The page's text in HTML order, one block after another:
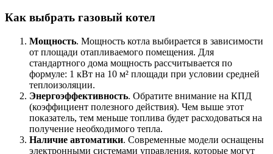
Как выбрать газовый котел
Мощность. Мощность котла выбирается в зависимости
от площади отапливаемого помещения. Для
стандартного дома мощность рассчитывается по
формуле: 1 кВт на 10 м² площади при условии средней
теплоизоляции.
Энергоэффективность. Обратите внимание на КПД
(коэффициент полезного действия). Чем выше этот
показатель, тем меньше топлива будет расходоваться на
получение необходимого тепла.
Наличие автоматики. Современные модели оснащены
электронными системами управления, которые могут